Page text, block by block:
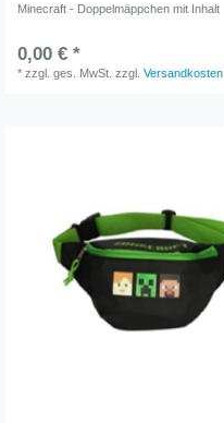
Minecraft - Doppelmäppchen mit Inhalt
0,00 € *
*zzgl. ges. MwSt. zzgl.Versandkosten